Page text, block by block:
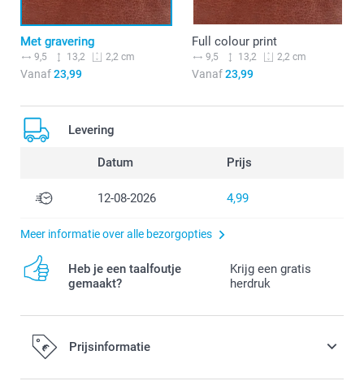
Met gravering
9,5 13,2 2,2 cm
Vanaf23,99
Full colour print
9,5 13,2 2,2 cm
Vanaf23,99
Levering
Datum Prijs
12-08-2026 4,99
Meer informatie over alle bezorgopties
Heb je een taalfoutje
gemaakt?
Krijg een gratis
herdruk
Prijsinformatie